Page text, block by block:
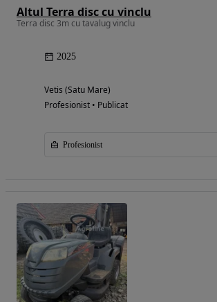
Altul Terra disc cu vinclu
Terra disc 3m cu tavalug vinclu
2025
Vetis (Satu Mare)
Profesionist • Publicat
Profesionist